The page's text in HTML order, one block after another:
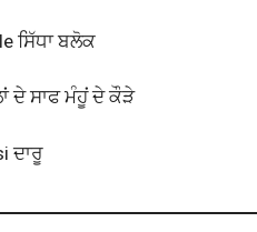
ਸਿੱਧਾ ਬਲੋਕ
ਦੇ ਸਾਫ ਮੰਹੂਂ ਦੇ ਕੌੜੇ
ਦਾਰੂ